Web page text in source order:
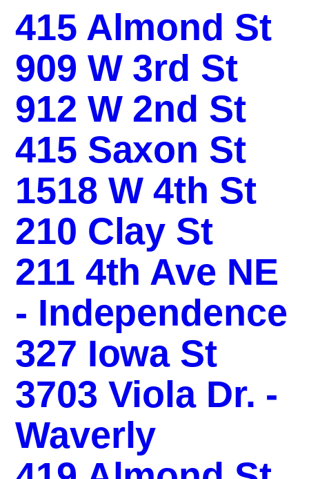
415 Almond St
909 W 3rd St
912 W 2nd St
415 Saxon St
1518 W 4th St
210 Clay St
211 4th Ave NE
- Independence
327 Iowa St
3703 Viola Dr. -
Waverly